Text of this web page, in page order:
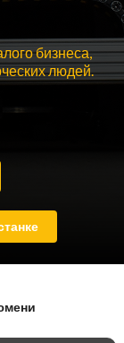
бизнеса,
людей.